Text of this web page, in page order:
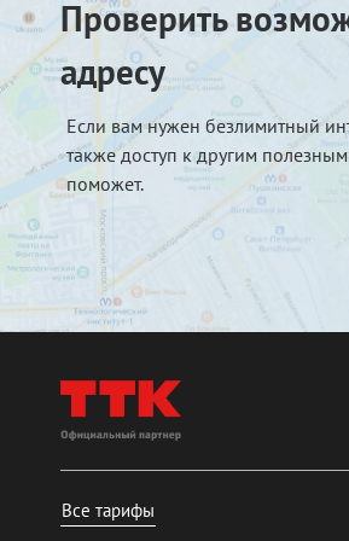
Проверить
адресу
Если вам нужен безлимитный
также доступ к другим
поможет.
Все тарифы